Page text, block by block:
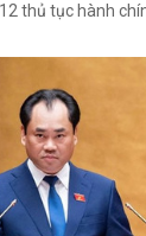
thủ tục hành